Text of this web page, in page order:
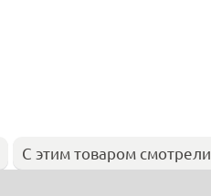
С этим товаром смотрели